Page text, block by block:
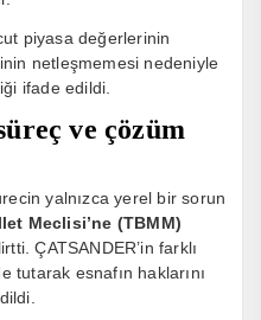
piyasa değerlerinin
netleşmemesi nedeniyle
ifade edildi.
ve çözüm
yalnızca yerel bir sorun
Meclisi’ne (TBMM)
ÇATSANDER’in farklı
tutarak esnafın haklarını